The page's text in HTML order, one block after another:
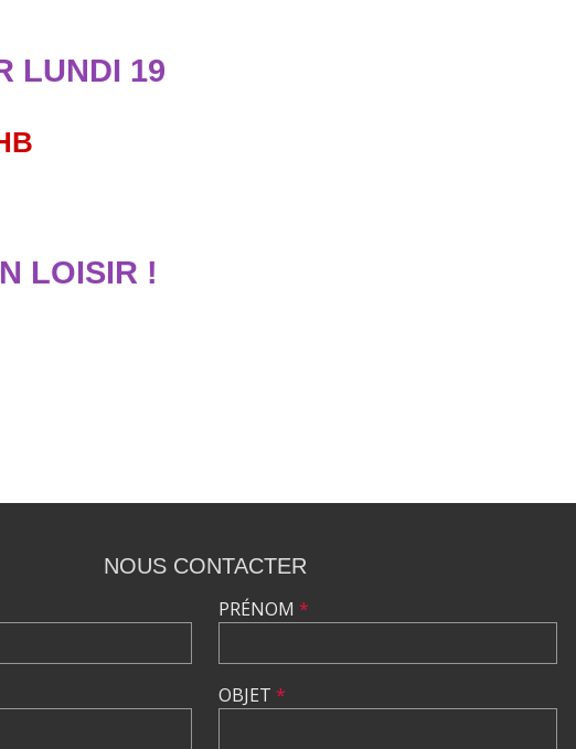
LUNDI 19
LOISIR !
NOUS CONTACTER
PRÉNOM *
OBJET *